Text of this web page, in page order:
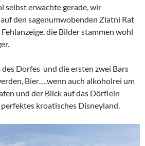
selbst erwachte gerade, wir
den sagenumwobenden Zlatni Rat
die Bilder stammen wohl
Dorfes und die ersten zwei Bars
Bier….wenn auch alkoholrei um
und der Blick auf das Dörflein
kroatisches Disneyland.